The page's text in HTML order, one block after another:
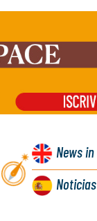
Newsin
Noticias